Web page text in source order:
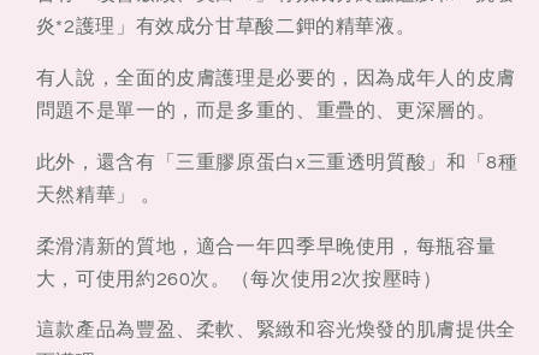
部
外
品）
105ml
部
外
品）
105ml
炎*2護理」有效成分甘草酸二鉀的精華液。
有人說，全面的皮膚護理是必要的，因為成年人的皮膚
問題不是單一的，而是多重的、重疊的、更深層的。
此外，還含有「三重膠原蛋白x三重透明質酸」和「8種
天然精華」 。
柔滑清新的質地，適合一年四季早晚使用，每瓶容量
大，可使用約260次。（每次使用2次按壓時）
這款產品為豐盈、柔軟、緊緻和容光煥發的肌膚提供全